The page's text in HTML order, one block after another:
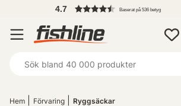
4.7 Baserat på 536 betyg
Hem Förvaring Ryggsäckar